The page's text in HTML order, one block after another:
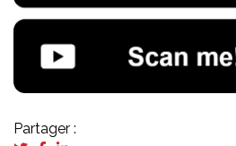
Partager :